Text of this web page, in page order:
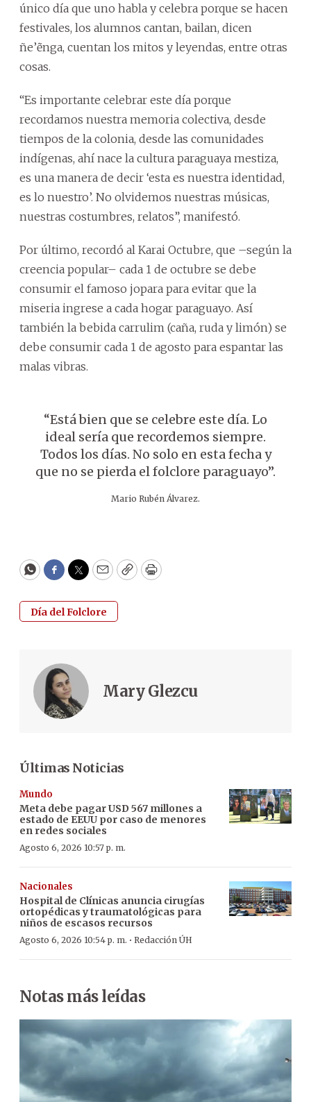
único día que uno habla y celebra porque se hacen
festivales, los alumnos cantan, bailan, dicen
ñe’ẽnga, cuentan los mitos y leyendas, entre otras
cosas.
“Es importante celebrar este día porque
recordamos nuestra memoria colectiva, desde
tiempos de la colonia, desde las comunidades
indígenas, ahí nace la cultura paraguaya mestiza,
es una manera de decir ‘esta es nuestra identidad,
es lo nuestro’. No olvidemos nuestras músicas,
nuestras costumbres, relatos”, manifestó.
Por último, recordó al Karai Octubre, que –según la
creencia popular– cada 1 de octubre se debe
consumir el famoso jopara para evitar que la
miseria ingrese a cada hogar paraguayo. Así
también la bebida carrulim (caña, ruda y limón) se
debe consumir cada 1 de agosto para espantar las
malas vibras.
“Está bien que se celebre este día. Lo
ideal sería que recordemos siempre.
Todos los días. No solo en esta fecha y
que no se pierda el folclore paraguayo”.
Mario Rubén Álvarez.
WhatsApp
Facebook
Twitter
EmailCopyPrint
Día del Folclore
Mary Glezcu
Últimas Noticias
Mundo
Meta debe pagar USD 567 millones a
estado de EEUU por caso de menores
en redes sociales
Agosto 6, 2026 10:57 p. m.
Nacionales
Hospital de Clínicas anuncia cirugías
ortopédicas y traumatológicas para
niños de escasos recursos
Agosto 6, 2026 10:54 p. m. · Redacción ÚH
Notas más leídas